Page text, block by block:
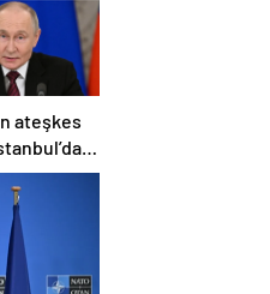
ateşkes